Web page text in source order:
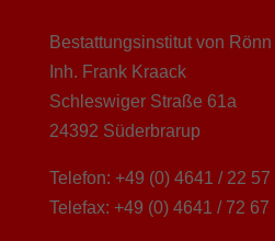
Bestattungsinstitut von
Inh. Frank Kraack
Schleswiger Straße 61a
24392 Süderbrarup
Telefon: +49 (0) 4641 / 22 57
Telefax: +49 (0) 4641 / 72 67